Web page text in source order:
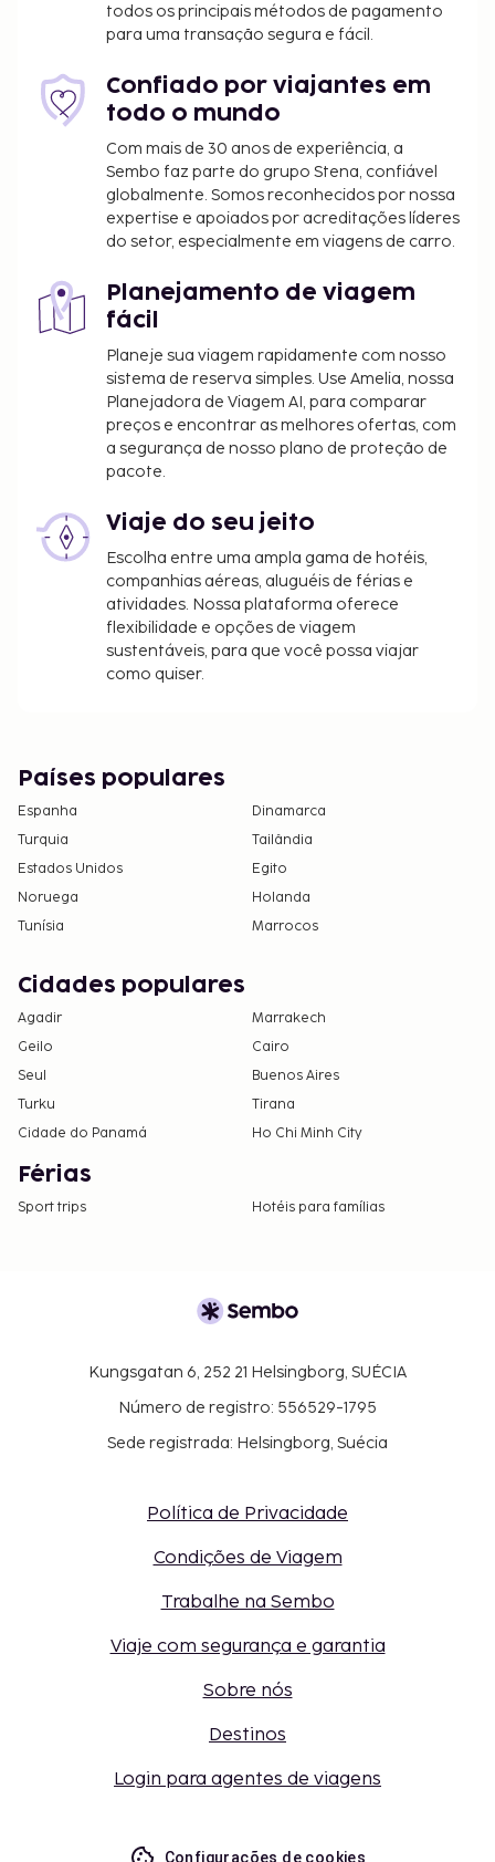
todos os principais métodos de pagamento
para uma transação segura e fácil.
Confiado por viajantes em
todo o mundo
Com mais de 30 anos de experiência, a
Sembo faz parte do grupo Stena, confiável
globalmente. Somos reconhecidos por nossa
expertise e apoiados por acreditações líderes
do setor, especialmente em viagens de carro.
Planejamento de viagem
fácil
Planeje sua viagem rapidamente com nosso
sistema de reserva simples. Use Amelia, nossa
Planejadora de Viagem AI, para comparar
preços e encontrar as melhores ofertas, com
a segurança de nosso plano de proteção de
pacote.
Viaje do seu jeito
Escolha entre uma ampla gama de hotéis,
companhias aéreas, aluguéis de férias e
atividades. Nossa plataforma oferece
flexibilidade e opções de viagem
sustentáveis, para que você possa viajar
como quiser.
Países populares
Espanha
Dinamarca
Turquia
Tailândia
Estados Unidos
Egito
Noruega
Holanda
Tunísia
Marrocos
Cidades populares
Agadir
Marrakech
Geilo
Cairo
Seul
Buenos Aires
Turku
Tirana
Cidade do Panamá
Ho Chi Minh City
Férias
Sport trips Hotéis para famílias
Kungsgatan 6, 252 21 Helsingborg, SUÉCIA
Número de registro: 556529-1795
Sede registrada: Helsingborg, Suécia
Política de Privacidade
Condições de Viagem
Trabalhe na Sembo
Viaje com segurança e garantia
Sobre nós
Destinos
Login para agentes de viagens
Configurações de cookies